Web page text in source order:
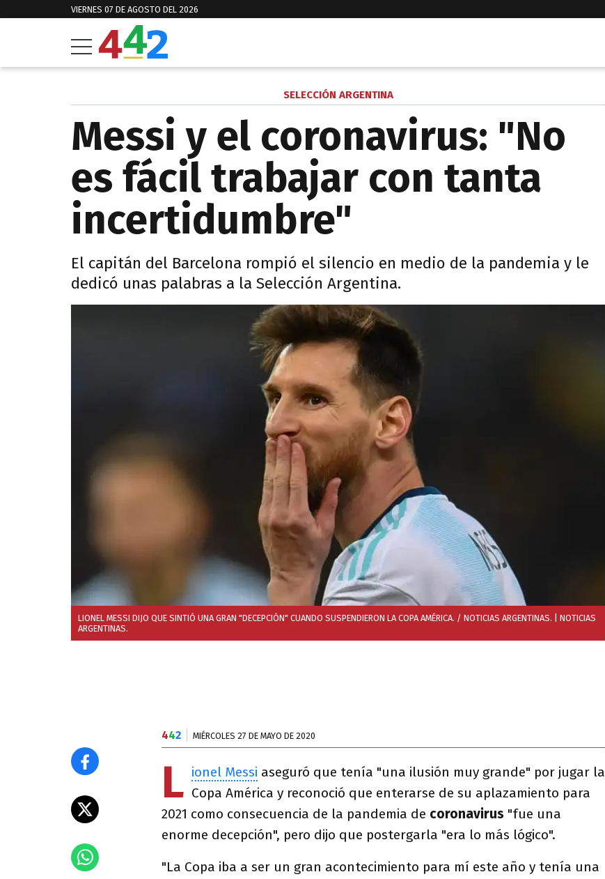
VIERNES 07 DE AGOSTO DEL 2026
SELECCIÓN ARGENTINA
Messi y el coronavirus: "No
es fácil trabajar con tanta
incertidumbre"
El capitán del Barcelona rompió el silencio en medio de la pandemia y le
dedicó unas palabras a la Selección Argentina.
LIONEL MESSI DIJO QUE SINTIÓ UNA GRAN "DECEPCIÓN" CUANDO SUSPENDIERON LA COPA AMÉRICA. / NOTICIAS ARGENTINAS. | NOTICIAS
ARGENTINAS.
442 MIÉRCOLES 27 DE MAYO DE 2020
L ionel Messi aseguró que tenía "una ilusión muy grande" por jugar la
Copa América y reconoció que enterarse de su aplazamiento para
2021 como consecuencia de la pandemia de coronavirus "fue una
enorme decepción", pero dijo que postergarla "era lo más lógico".
"La Copa iba a ser un gran acontecimiento para mí este año y tenía una